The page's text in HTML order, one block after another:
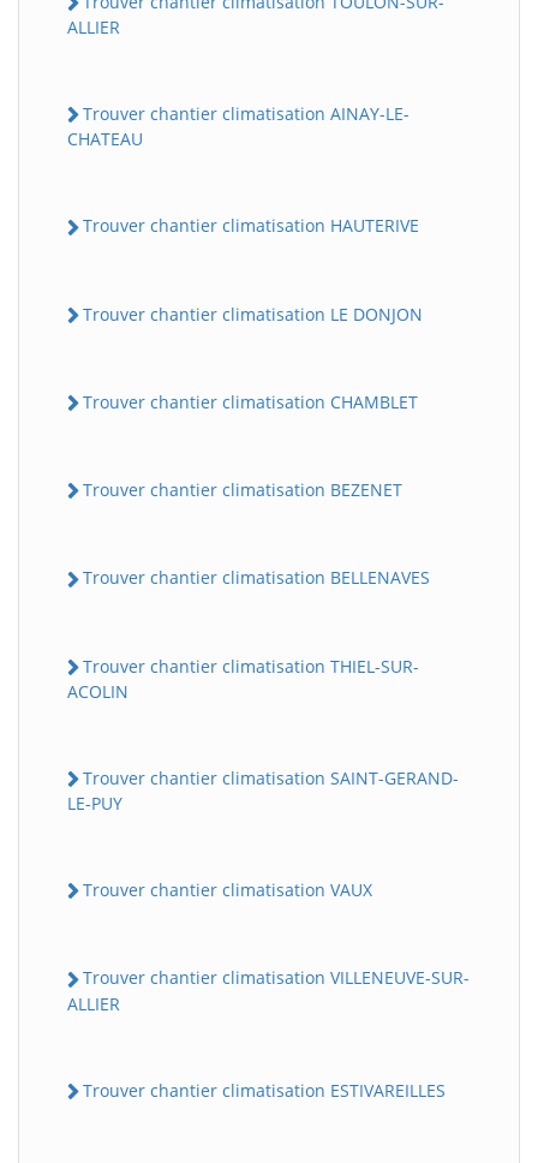
ALLIER
Trouver chantier climatisation AINAY-LE-
CHATEAU
Trouver chantier climatisation HAUTERIVE
Trouver chantier climatisation LE DONJON
Trouver chantier climatisation CHAMBLET
Trouver chantier climatisation BEZENET
Trouver chantier climatisation BELLENAVES
Trouver chantier climatisation THIEL-SUR-
ACOLIN
Trouver chantier climatisation SAINT-GERAND-
LE-PUY
Trouver chantier climatisation VAUX
Trouver chantier climatisation VILLENEUVE-SUR-
ALLIER
Trouver chantier climatisation ESTIVAREILLES